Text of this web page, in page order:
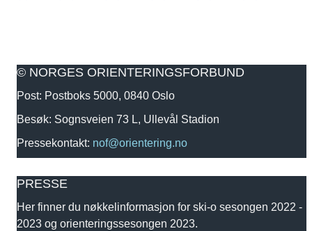
© NORGES ORIENTERINGSFORBUND
Post: Postboks 5000, 0840 Oslo
Besøk: Sognsveien 73 L, Ullevål Stadion
Pressekontakt: nof@orientering.no
PRESSE
Her finner du nøkkelinformasjon for ski-o sesongen 2022 -
2023 og orienteringssesongen 2023.